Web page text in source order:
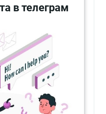
в телеграм